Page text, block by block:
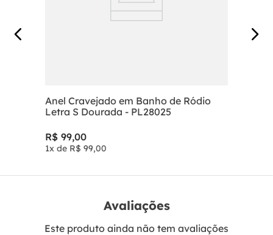
Anel Cravejado em Banho de Ródio
Letra S Dourada - PL28025
R$ 99,00
1x de R$ 99,00
Avaliações
Este produto ainda não tem avaliações